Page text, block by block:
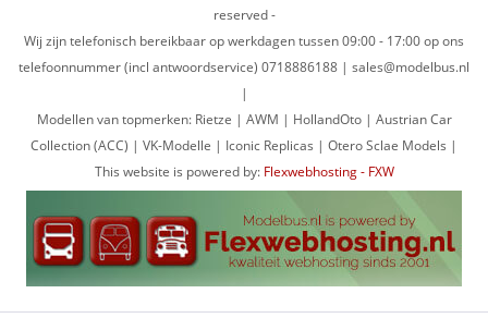
reserved -
Wij zijn telefonisch bereikbaar op werkdagen tussen 09:00 - 17:00 op ons
telefoonnummer (incl antwoordservice) 0718886188 | sales@modelbus.nl
|
Modellen van topmerken: Rietze | AWM | HollandOto | Austrian Car
Collection (ACC) | VK-Modelle | Iconic Replicas | Otero Sclae Models |
This website is powered by: Flexwebhosting - FXW